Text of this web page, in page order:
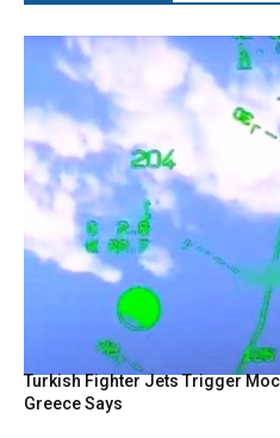
Turkish Fighter Jets Trigger
Greece Says